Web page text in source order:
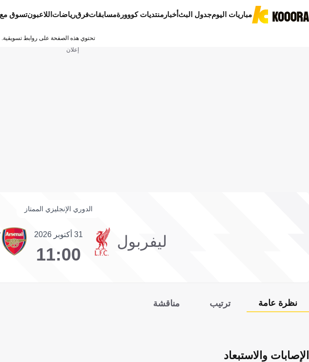
مباريات اليومجدول البثأخبار منتديات كووورةمسابقاتفرقرياضات اللاعبونتسوق مع
تحتوي هذه الصفحة على روابط تسويقية.
إعلان
الدوري الإنجليزي الممتاز
ليفربول 31 أكتوبر 2026
11:00
نظرة عامة ترتيب مناقشة
الإصابات والاستبعاد